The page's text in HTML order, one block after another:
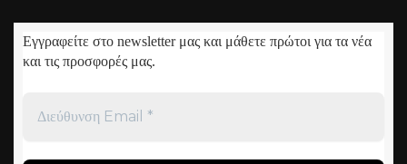
Εγγραφείτε στο newsletter μας και μάθετε πρώτοι για τα νέα
και τις προσφορές μας.
Email